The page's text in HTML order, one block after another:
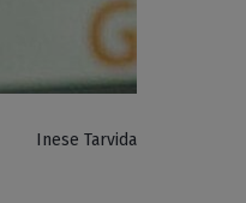
Inese Tarvida